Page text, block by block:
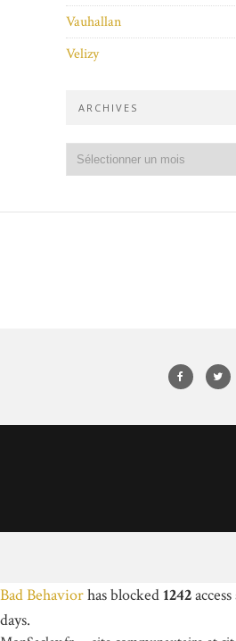
Vauhallan
Velizy
ARCHIVES
Bad Behaviorhas blocked1242
days.